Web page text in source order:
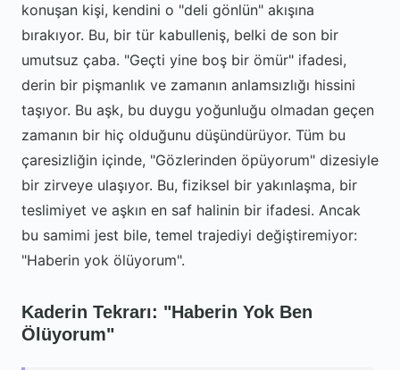
konuşan kişi, kendini o "deli gönlün" akışına
bırakıyor. Bu, bir tür kabulleniş, belki de son bir
umutsuz çaba. "Geçti yine boş bir ömür" ifadesi,
derin bir pişmanlık ve zamanın anlamsızlığı hissini
taşıyor. Bu aşk, bu duygu yoğunluğu olmadan geçen
zamanın bir hiç olduğunu düşündürüyor. Tüm bu
çaresizliğin içinde, "Gözlerinden öpüyorum" dizesiyle
bir zirveye ulaşıyor. Bu, fiziksel bir yakınlaşma, bir
teslimiyet ve aşkın en saf halinin bir ifadesi. Ancak
bu samimi jest bile, temel trajediyi değiştiremiyor:
"Haberin yok ölüyorum".
Kaderin Tekrarı: "Haberin Yok Ben
Ölüyorum"